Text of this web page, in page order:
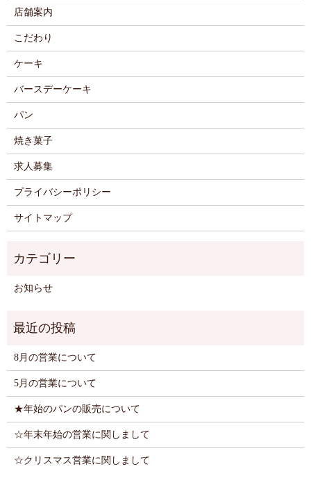
店舗案内
こだわり
ケーキ
バースデーケーキ
パン
焼き菓子
求人募集
プライバシーポリシー
サイトマップ
お知らせ
8月の営業について
5月の営業について
★年始のパンの販売について
☆年末年始の営業に関しまして
☆クリスマス営業に関しまして